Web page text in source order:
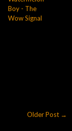
Boy - The
Wow Signal
Older Post →